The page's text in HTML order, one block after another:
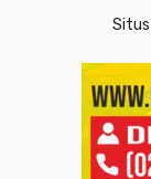
Situs